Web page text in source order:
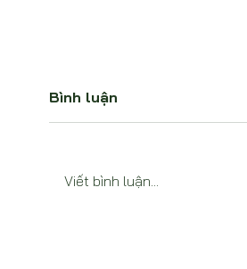
Bình luận
Viết bình luận...